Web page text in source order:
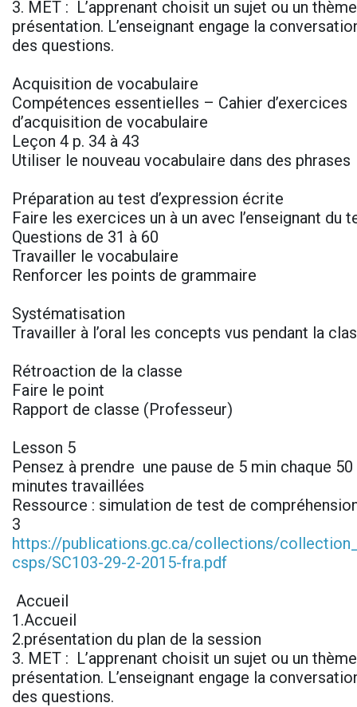
3. MET : L’apprenant choisit un sujet ou un
présentation. L’enseignant engage la
des questions.
Acquisition de vocabulaire
Compétences essentielles – Cahier d’exercices
d’acquisition de vocabulaire
Leçon 4 p. 34 à 43
Utiliser le nouveau vocabulaire dans des phrases
Préparation au test d’expression écrite
Faire les exercices un à un avec l’enseignant du
Questions de 31 à 60
Travailler le vocabulaire
Renforcer les points de grammaire
Systématisation
Travailler à l’oral les concepts vus pendant la
Rétroaction de la classe
Faire le point
Rapport de classe (Professeur)
Lesson 5
Pensez à prendre une pause de 5 min chaque 50
minutes travaillées
Ressource : simulation de test de
3
https://publications.gc.ca/collections/
csps/SC103-29-2-2015-fra.pdf
Accueil
1.Accueil
2.présentation du plan de la session
3. MET : L’apprenant choisit un sujet ou un
présentation. L’enseignant engage la
des questions.